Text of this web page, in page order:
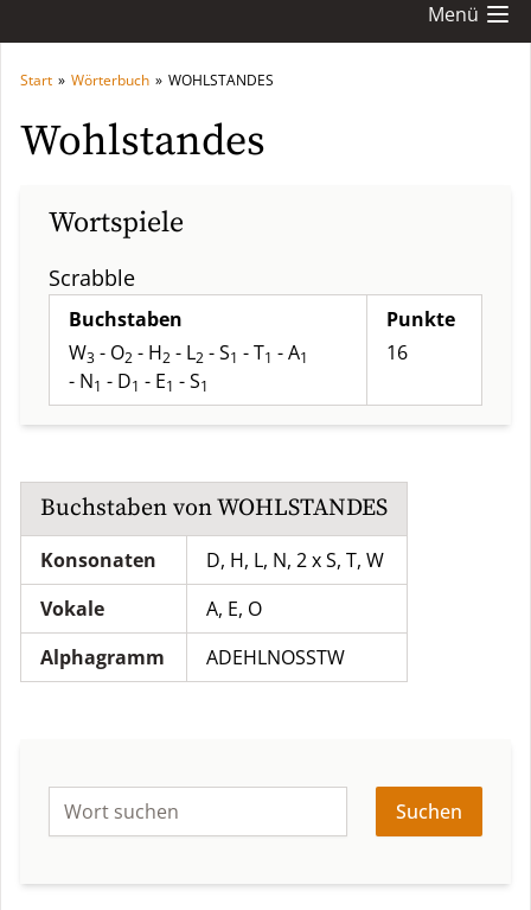
Menü
Start » Wörterbuch » WOHLSTANDES
Wohlstandes
Wortspiele
Scrabble
Buchstaben
W3 - O2 - H2 - L2 - S1 - T1 - A1
- N1 - D1 - E1 - S1
Punkte
16
Buchstaben vonWOHLSTANDES
Konsonaten
D, H, L, N, 2 x S, T, W
Vokale
A, E, O
Alphagramm
ADEHLNOSSTW
Suchen